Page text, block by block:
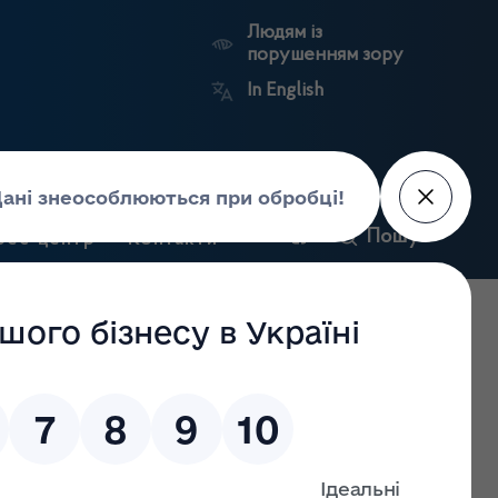
Людям із
порушенням зору
In English
центр Контакти Пошук
Ринковий
Державні
Антикорупційний
портал